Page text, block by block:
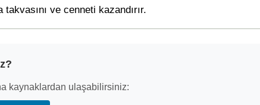
ve cenneti kazandırır.
kaynaklardan ulaşabilirsiniz: